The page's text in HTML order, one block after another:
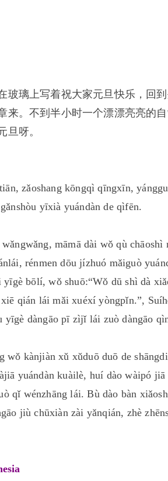
玻璃上写着祝大家元旦快乐，回
来。不到半小时一个漂漂亮亮的
旦呀。
zǎoshang kōngqì qīngxīn,
yīxià yuándàn de qìfēn.
māmā dài wǒ qù chāoshì
rénmen dōu jízhuó mǎiguò
yīgè bōlí, wǒ shuō:“Wǒ dū shì dà
qián lái mǎi xuéxí yòngpǐn.”,
dàngāo pī zìjǐ lái zuò dàngāo
wǒ kànjiàn xǔ xǔduō duō de
yuándàn kuàilè, huí dào wàipó jiā
qǐ wénzhāng lái. Bù dào bàn
jiù chūxiàn zài yǎnqián, zhè